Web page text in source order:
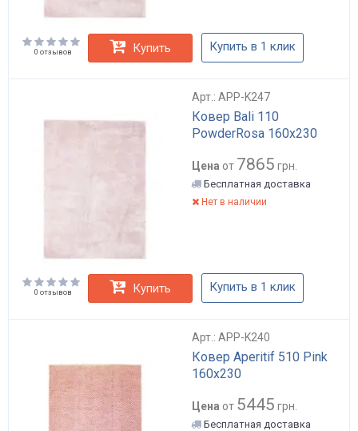
0 отзывов Купить Купить в 1 клик
Арт.: APP-K247
Ковер Bali 110
PowderRosa 160х230
Цена от 7865 грн.
Бесплатная доставка
Нет в наличии
0 отзывов Купить Купить в 1 клик
Арт.: APP-K240
Ковер Aperitif 510 Pink
160х230
Цена от 5445 грн.
Бесплатная доставка